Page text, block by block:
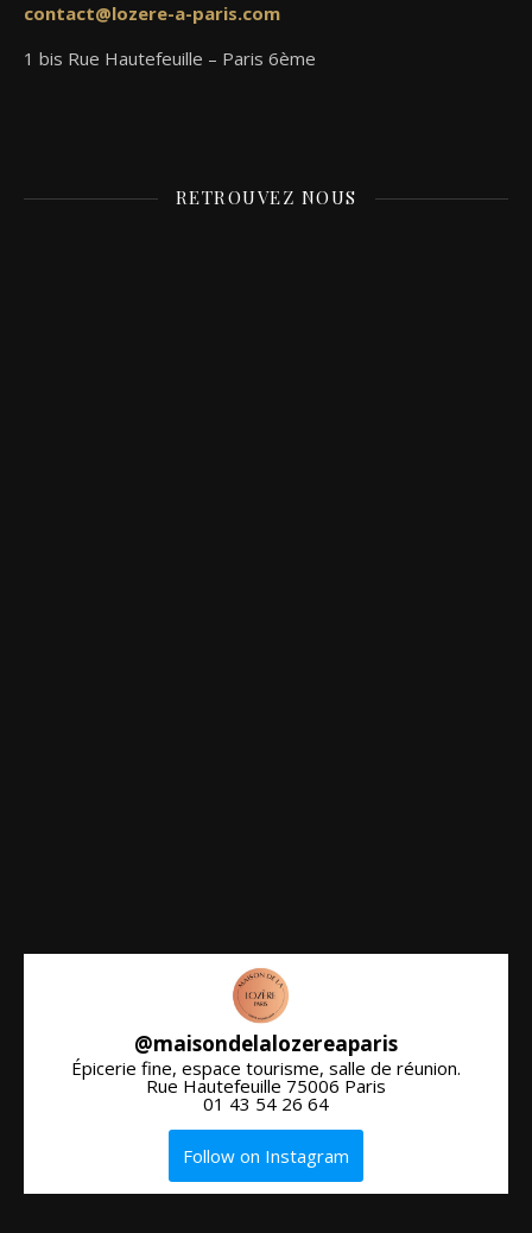
contact@lozere-a-paris.com
1 bis Rue Hautefeuille – Paris 6ème
RETROUVEZ NOUS
@maisondelalozereaparis
Épicerie fine, espace tourisme, salle de réunion.
Rue Hautefeuille 75006 Paris
01 43 54 26 64
Follow on Instagram